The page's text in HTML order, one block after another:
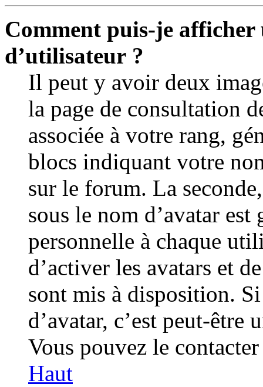
Comment puis-je afficher
d’utilisateur ?
Il peut y avoir deux
la page de consultation
associée à votre rang,
blocs indiquant votre
sur le forum. La
sous le nom d’avatar
personnelle à chaque
d’activer les avatars et
sont mis à disposition.
d’avatar, c’est peut-être
Vous pouvez le
Haut